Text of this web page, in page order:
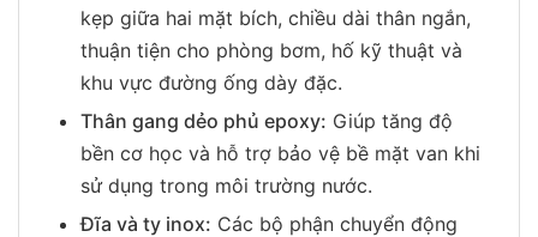
kẹp giữa hai mặt bích, chiều dài thân ngắn,
thuận tiện cho phòng bơm, hố kỹ thuật và
khu vực đường ống dày đặc.
Thân gang dẻo phủ epoxy: Giúp tăng độ
bền cơ học và hỗ trợ bảo vệ bề mặt van khi
sử dụng trong môi trường nước.
Đĩa và ty inox: Các bộ phận chuyển động